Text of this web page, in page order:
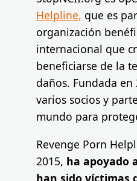
Helpline, que es
organización
internacional que
beneficiarse de la
daños. Fundada en
varios socios y
mundo para
Revenge Porn
2015, ha apoyado
han sido víctimas